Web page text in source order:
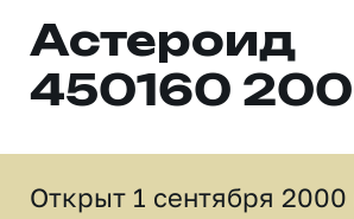
Астероид
450160
Открыт 1 сентября 2000